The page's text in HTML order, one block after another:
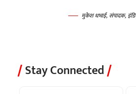
मुकेश धभाई, संपादक,
Stay Connected